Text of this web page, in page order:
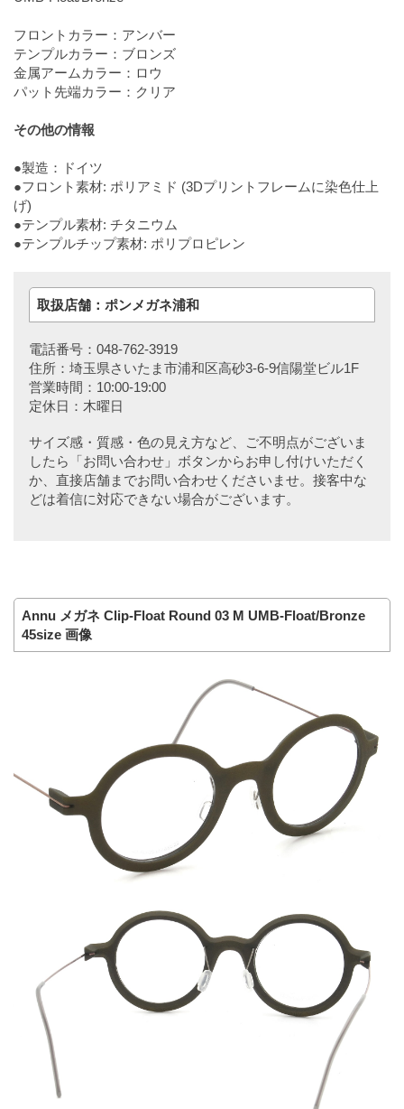
フロントカラー：アンバー
テンプルカラー：ブロンズ
金属アームカラー：ロウ
パット先端カラー：クリア
その他の情報
●製造：ドイツ
●フロント素材: ポリアミド (3Dプリントフレームに染色仕上
げ)
●テンプル素材: チタニウム
●テンプルチップ素材: ポリプロピレン
取扱店舗：ポンメガネ浦和
電話番号：048-762-3919
住所：埼玉県さいたま市浦和区高砂3-6-9信陽堂ビル1F
営業時間：10:00-19:00
定休日：木曜日
サイズ感・質感・色の見え方など、ご不明点がございま
したら「お問い合わせ」ボタンからお申し付けいただく
か、直接店舗までお問い合わせくださいませ。接客中な
どは着信に対応できない場合がございます。
Annu メガネ Clip-Float Round 03 M UMB-Float/Bronze
45size 画像